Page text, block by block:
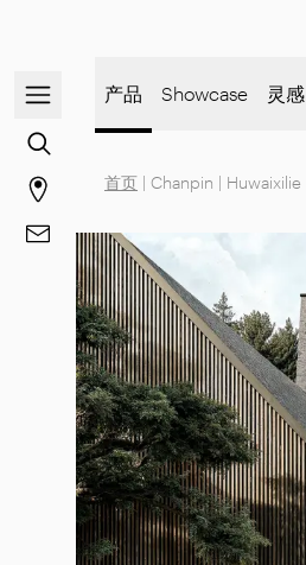
打开/关闭导航菜单
前往内容搜索
前往商店页面
前往 联系方式
产品 Showcase 灵感
首页 | Chanpin | Huwaixilie